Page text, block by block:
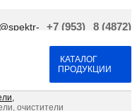
+7 (953)
8 (4872)
КАТАЛОГ
ПРОДУКЦИИ
очистители